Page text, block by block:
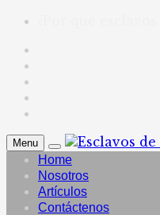
Menu
Home
Nosotros
Artículos
Contáctenos